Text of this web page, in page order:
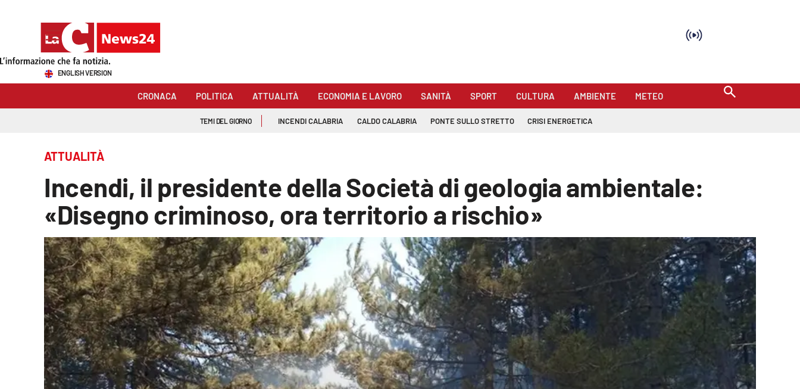
Sezioni
Economia e lavoro
ENGLISH VERSION
CRONACA POLITICA ATTUALITÀ ECONOMIA E LAVORO SANITÀ SPORT CULTURA AMBIENTE METEO
TEMI DEL GIORNO INCENDI CALABRIA CALDO CALABRIA PONTE SULLO STRETTO CRISI ENERGETICA
ATTUALITÀ
Incendi, il presidente della Società di geologia ambientale:
«Disegno criminoso, ora territorio a rischio»